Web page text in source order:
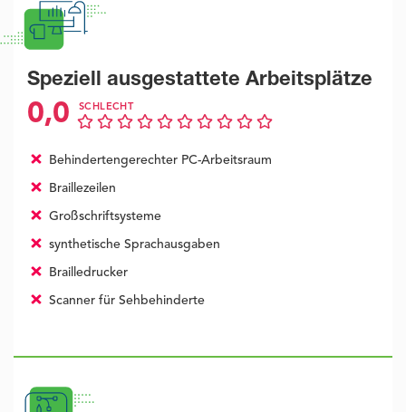
Speziell ausgestattete Arbeitsplätze
0,0 SCHLECHT
Behindertengerechter PC-Arbeitsraum
Braillezeilen
Großschriftsysteme
synthetische Sprachausgaben
Brailledrucker
Scanner für Sehbehinderte